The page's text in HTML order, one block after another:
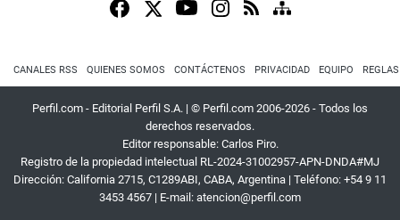
CANALES RSS QUIENES SOMOS CONTÁCTENOS PRIVACIDAD EQUIPO
Perfil.com - Editorial Perfil S.A. | © Perfil.com 2006-2026 - Todos los
derechos reservados.
Editor responsable: Carlos Piro.
Registro de la propiedad intelectual RL-2024-31002957-APN-DNDA#MJ
Dirección: California 2715, C1289ABI, CABA, Argentina | Teléfono: +54 9 11
3453 4567 | E-mail: atencion@perfil.com